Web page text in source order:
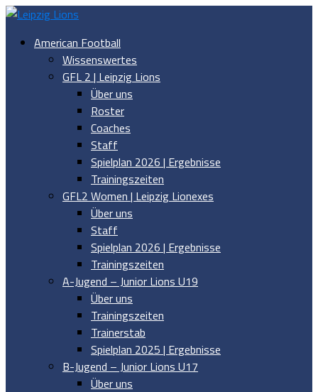
American Football
Wissenswertes
GFL 2 | Leipzig Lions
Über uns
Roster
Coaches
Staff
Spielplan 2026 | Ergebnisse
Trainingszeiten
GFL2 Women | Leipzig Lionexes
Über uns
Staff
Spielplan 2026 | Ergebnisse
Trainingszeiten
A-Jugend – Junior Lions U19
Über uns
Trainingszeiten
Trainerstab
Spielplan 2025 | Ergebnisse
B-Jugend – Junior Lions U17
Über uns